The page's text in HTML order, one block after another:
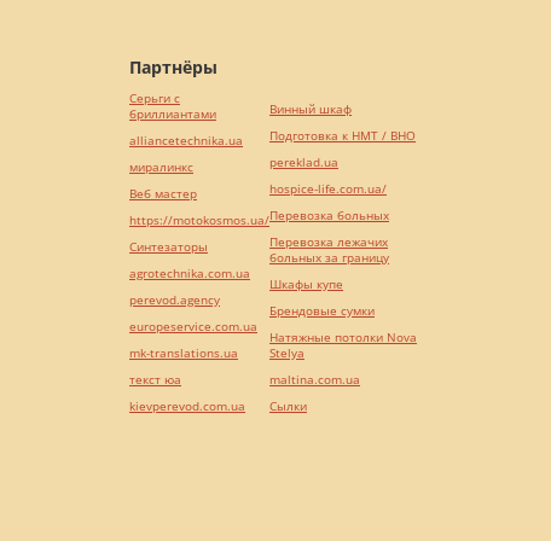
Партнёры
Серьги с
бриллиантами
alliancetechnika.ua
миралинкс
Веб мастер
https://motokosmos.ua/
Синтезаторы
agrotechnika.com.ua
perevod.agency
europeservice.com.ua
mk-translations.ua
текст юа
kievperevod.com.ua
Винный шкаф
Подготовка к НМТ / ВНО
pereklad.ua
hospice-life.com.ua/
Перевозка больных
Перевозка лежачих
больных за границу
Шкафы купе
Брендовые сумки
Натяжные потолки Nova
Stelya
maltina.com.ua
Cылки